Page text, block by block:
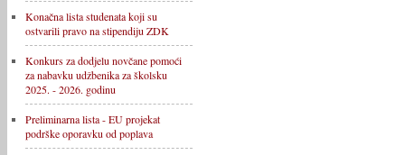
Konačna lista studenata koji su
ostvarili pravo na stipendiju ZDK
Konkurs za dodjelu novčane pomoći
za nabavku udžbenika za školsku
2025. - 2026. godinu
Preliminarna lista - EU projekat
podrške oporavku od poplava